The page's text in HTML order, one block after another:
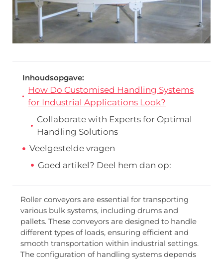
Inhoudsopgave:
How Do Customised Handling Systems
for Industrial Applications Look?
Collaborate with Experts for Optimal
Handling Solutions
Veelgestelde vragen
Goed artikel? Deel hem dan op:
Roller conveyors are essential for transporting
various bulk systems, including drums and
pallets. These conveyors are designed to handle
different types of loads, ensuring efficient and
smooth transportation within industrial settings.
The configuration of handling systems depends